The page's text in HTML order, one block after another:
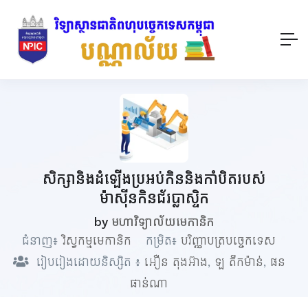
សិក្សានិងដំឡើងប្រអប់កិននិងកាំបិតរបស់
ម៉ាស៊ីនកិនជ័រប្លាស្ទិក
by មហាវិទ្យាល័យមេកានិក
ជំនាញ៖វិស្វកម្មមេកានិក កម្រិត៖ បរិញ្ញាបត្របច្ចេកទេស
រៀបរៀងដោយនិស្សិត ៖ អឿន តុងអ៊ាង, ឡ តឹកម៉ាន់, ផន
ផាន់ណា